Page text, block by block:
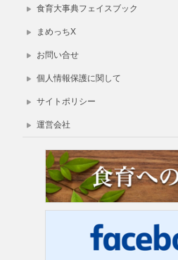
食育大事典フェイスブック
まめっちX
お問い合せ
個人情報保護に関して
サイトポリシー
運営会社